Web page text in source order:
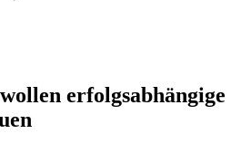
erfolgsabhängige